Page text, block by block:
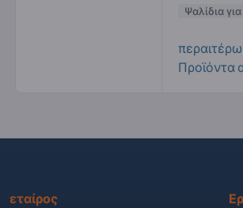
Ψαλίδια
Προϊόντα
εταίρος